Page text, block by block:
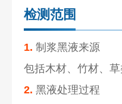
检测范围
1. 制浆黑液来源
包括木材、竹材、草
2. 黑液处理过程